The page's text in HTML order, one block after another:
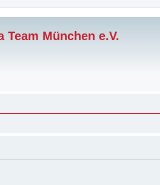
München e.V.